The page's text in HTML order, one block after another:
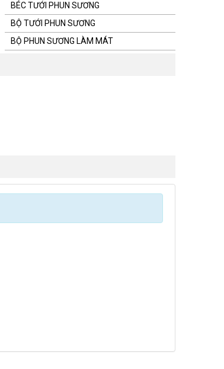
BÉC TƯỚI PHUN SƯƠNG
BỘ TƯỚI PHUN SƯƠNG
BỘ PHUN SƯƠNG LÀM MÁT